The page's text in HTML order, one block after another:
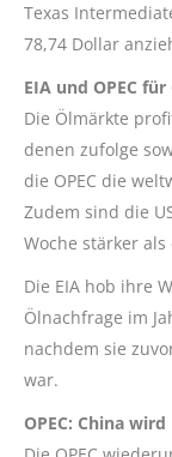
Texas
78,74 Dollar
EIA und OPEC
Die Ölmärkte
denen zufolge
die OPEC die
Zudem sind die
Woche stärker
Die EIA hob ihre
Ölnachfrage im
nachdem sie
war.
OPEC: China